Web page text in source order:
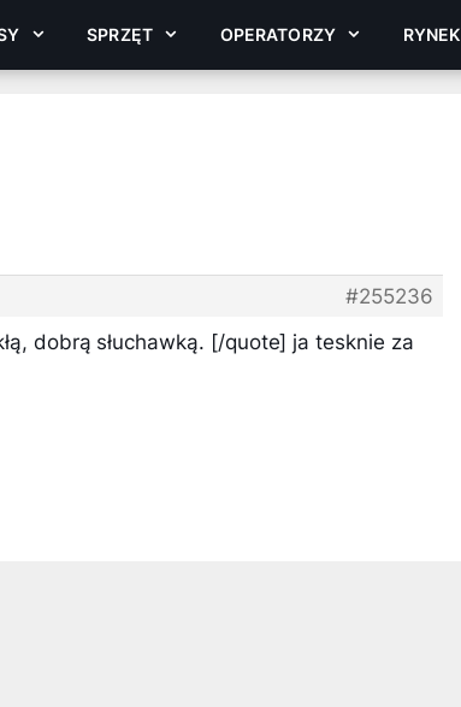
SPRZĘT OPERATORZY RYNEK
#255236
dobrą słuchawką. [/quote] ja tesknie za